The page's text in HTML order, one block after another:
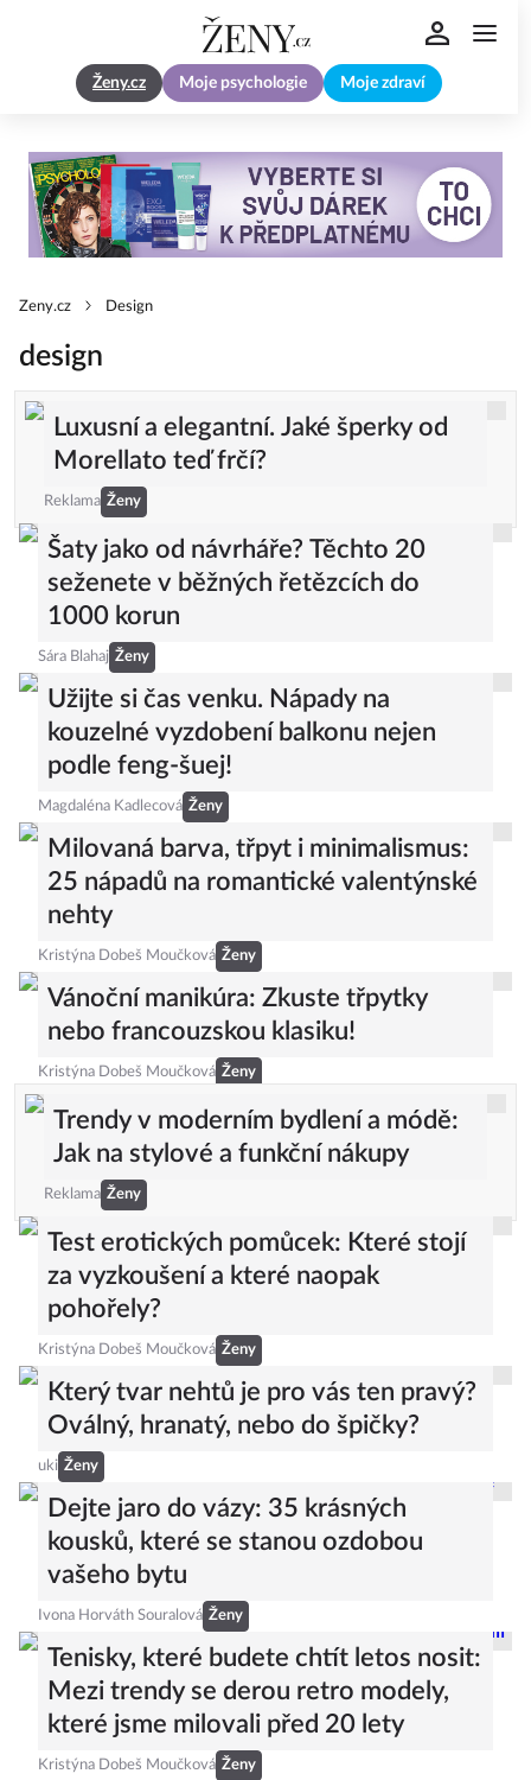
Ženy.cz Moje psychologie Moje zdraví
Zeny.cz Design
design
Luxusní a elegantní. Jaké šperky od
Morellato teď frčí?
Reklama Ženy
Šaty jako od návrháře? Těchto 20
seženete v běžných řetězcích do
1000 korun
Sára Blahaj Ženy
Užijte si čas venku. Nápady na
kouzelné vyzdobení balkonu nejen
podle feng-šuej!
Magdaléna Kadlecová Ženy
Milovaná barva, třpyt i minimalismus:
25 nápadů na romantické valentýnské
nehty
Kristýna Dobeš Moučková Ženy
Vánoční manikúra: Zkuste třpytky
nebo francouzskou klasiku!
Kristýna Dobeš Moučková Ženy
Trendy v moderním bydlení a módě:
Jak na stylové a funkční nákupy
Reklama Ženy
Test erotických pomůcek: Které stojí
za vyzkoušení a které naopak
pohořely?
Kristýna Dobeš Moučková Ženy
Který tvar nehtů je pro vás ten pravý?
Oválný, hranatý, nebo do špičky?
uki Ženy
Dejte jaro do vázy: 35 krásných
kousků, které se stanou ozdobou
vašeho bytu
Ivona Horváth Souralová Ženy
Tenisky, které budete chtít letos nosit:
Mezi trendy se derou retro modely,
které jsme milovali před 20 lety
Kristýna Dobeš Moučková Ženy